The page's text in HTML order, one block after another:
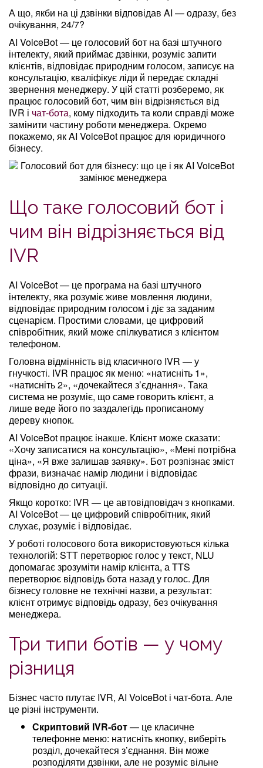
А що, якби на ці дзвінки відповідав AI — одразу, без
очікування, 24/7?
AI VoiceBot — це голосовий бот на базі штучного
інтелекту, який приймає дзвінки, розуміє запити
клієнтів, відповідає природним голосом, записує на
консультацію, кваліфікує ліди й передає складні
звернення менеджеру. У цій статті розберемо, як
працює голосовий бот, чим він відрізняється від
IVR і чат-бота, кому підходить та коли справді може
замінити частину роботи менеджера. Окремо
покажемо, як AI VoiceBot працює для юридичного
бізнесу.
Що таке голосовий бот і
чим він відрізняється від
IVR
AI VoiceBot — це програма на базі штучного
інтелекту, яка розуміє живе мовлення людини,
відповідає природним голосом і діє за заданим
сценарієм. Простими словами, це цифровий
співробітник, який може спілкуватися з клієнтом
телефоном.
Головна відмінність від класичного IVR — у
гнучкості. IVR працює як меню: «натисніть 1»,
«натисніть 2», «дочекайтеся з’єднання». Така
система не розуміє, що саме говорить клієнт, а
лише веде його по заздалегідь прописаному
дереву кнопок.
AI VoiceBot працює інакше. Клієнт може сказати:
«Хочу записатися на консультацію», «Мені потрібна
ціна», «Я вже залишав заявку». Бот розпізнає зміст
фрази, визначає намір людини і відповідає
відповідно до ситуації.
Якщо коротко: IVR — це автовідповідач з кнопками.
AI VoiceBot — це цифровий співробітник, який
слухає, розуміє і відповідає.
У роботі голосового бота використовуються кілька
технологій: STT перетворює голос у текст, NLU
допомагає зрозуміти намір клієнта, а TTS
перетворює відповідь бота назад у голос. Для
бізнесу головне не технічні назви, а результат:
клієнт отримує відповідь одразу, без очікування
менеджера.
Три типи ботів — у чому
різниця
Бізнес часто плутає IVR, AI VoiceBot і чат-бота. Але
це різні інструменти.
Скриптовий IVR-бот— це класичне
телефонне меню: натисніть кнопку, виберіть
розділ, дочекайтеся з’єднання. Він може
розподіляти дзвінки, але не розуміє вільне